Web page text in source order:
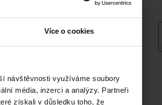
Více o cookies
návštěvnosti využíváme soubory
média, inzerci a analýzy. Partneři
získali v důsledku toho, že